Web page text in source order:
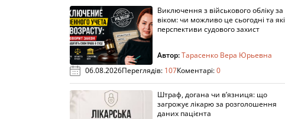
Виключення з військового обліку за
віком: чи можливо це сьогодні та які
перспективи судового захист
Автор:Тарасенко Вера Юрьевна
06.08.2026Переглядів: 107Коментарі:0
Штраф, догана чи в’язниця: що
загрожує лікарю за розголошення
даних пацієнта